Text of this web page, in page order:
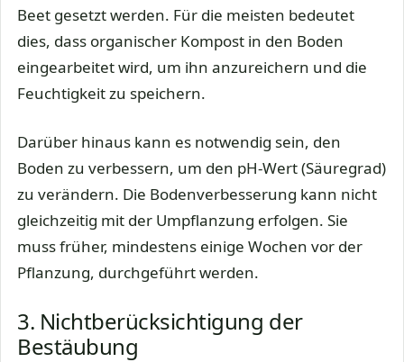
Beet gesetzt werden. Für die meisten bedeutet
dies, dass organischer Kompost in den Boden
eingearbeitet wird, um ihn anzureichern und die
Feuchtigkeit zu speichern.
Darüber hinaus kann es notwendig sein, den
Boden zu verbessern, um den pH-Wert (Säuregrad)
zu verändern. Die Bodenverbesserung kann nicht
gleichzeitig mit der Umpflanzung erfolgen. Sie
muss früher, mindestens einige Wochen vor der
Pflanzung, durchgeführt werden.
3. Nichtberücksichtigung der
Bestäubung